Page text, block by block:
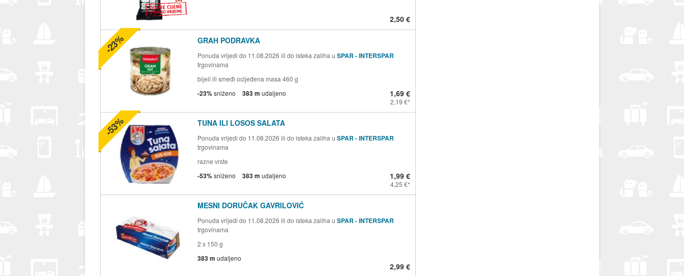
2,50 €
GRAH PODRAVKA
Ponuda vrijedi do 11.08.2026 ili do isteka zaliha u SPAR - INTERSPAR
trgovinama
bijeli ili smeđi ocijeđena masa 460 g
-23%sniženo 383 m udaljeno 1,69 €
2,19 €
-23%
TUNA ILI LOSOS SALATA
Ponuda vrijedi do 11.08.2026 ili do isteka zaliha u SPAR - INTERSPAR
trgovinama
razne vrste
-53%sniženo 383 m udaljeno 1,99 €
4,25 €
-53%
MESNI DORUČAK GAVRILOVIĆ
Ponuda vrijedi do 11.08.2026 ili do isteka zaliha u SPAR - INTERSPAR
trgovinama
2 x 150 g
383 m udaljeno
2,99 €